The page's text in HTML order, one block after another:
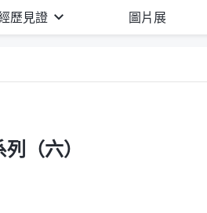
歷見證 圖片展
（六）